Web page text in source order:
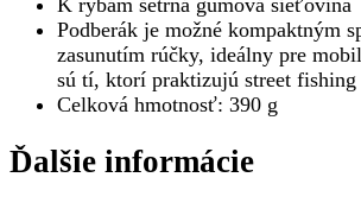
K rybám šetrná gumová sieťovina
Podberák je možné kompaktným
zasunutím rúčky, ideálny pre
sú tí, ktorí praktizujú street fishing
Celková hmotnosť: 390 g
Ďalšie informácie